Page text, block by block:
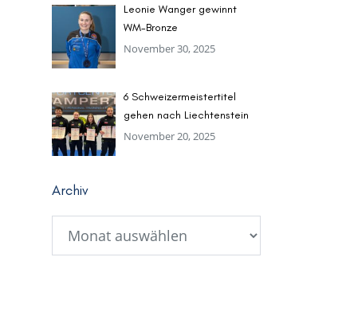
Leonie Wanger gewinnt
WM-Bronze
November 30, 2025
6 Schweizermeistertitel
gehen nach Liechtenstein
November 20, 2025
Archiv